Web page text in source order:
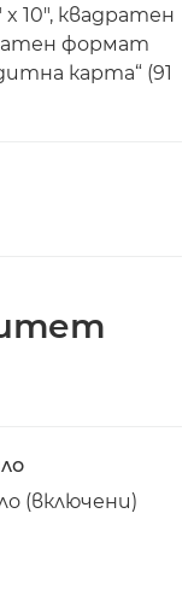
x 10", квадратен
формат
карта“ (91
(включени)